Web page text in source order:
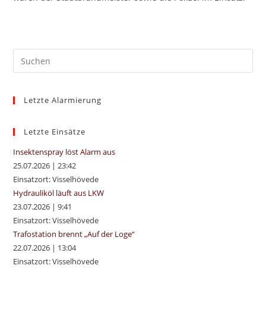
Letzte Alarmierung
Letzte Einsätze
Insektenspray löst Alarm aus
25.07.2026 |23:42
Einsatzort: Visselhövede
Hydrauliköl läuft aus LKW
23.07.2026 |9:41
Einsatzort: Visselhövede
Trafostation brennt „Auf der Loge“
22.07.2026 | 13:04
Einsatzort: Visselhövede